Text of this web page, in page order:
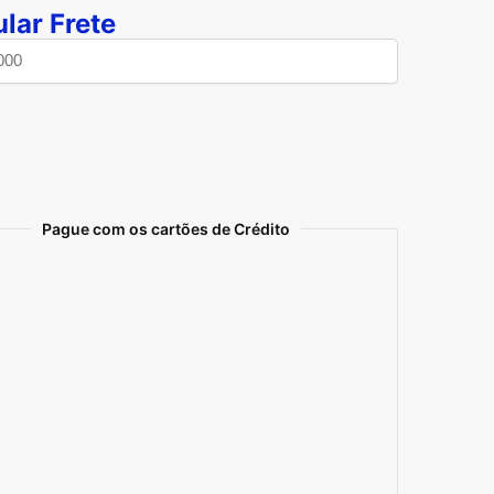
Frete
Pague com os cartões de Crédito